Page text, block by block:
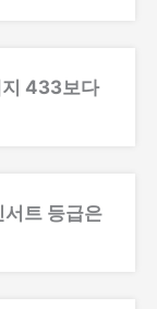
433보다
트 등급은